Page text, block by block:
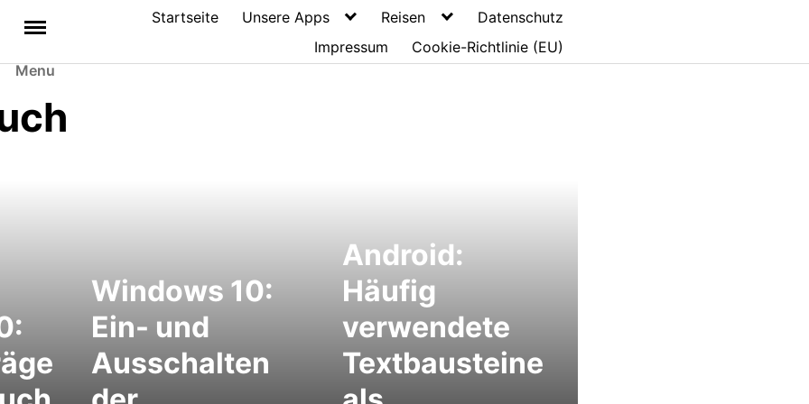
Menu
Startseite Unsere Apps Reisen
Datenschutz
Impressum
Cookie-Richtlinie (EU)
Windows 10:
Ein- und
Ausschalten
Android:
Häufig
verwendete
Textbausteine